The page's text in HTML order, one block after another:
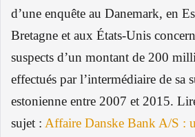
d’une enquête au Danemark, en
Bretagne et aux États-Unis
suspects d’un montant de 200
effectués par l’intermédiaire de sa
estonienne entre 2007 et 2015.
sujet : Affaire Danske Bank A/S :